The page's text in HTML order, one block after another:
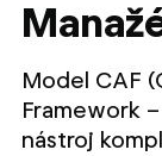
Model CAF
Framework
nástroj